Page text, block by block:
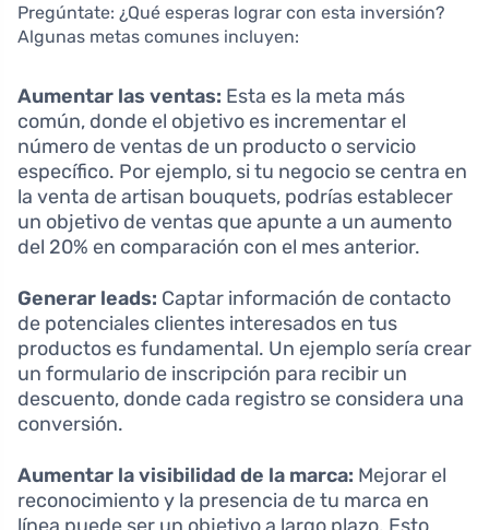
Pregúntate: ¿Qué esperas lograr con esta inversión?
Algunas metas comunes incluyen:
Aumentar las ventas: Esta es la meta más
común, donde el objetivo es incrementar el
número de ventas de un producto o servicio
específico. Por ejemplo, si tu negocio se centra en
la venta de artisan bouquets, podrías establecer
un objetivo de ventas que apunte a un aumento
del 20% en comparación con el mes anterior.
Generar leads: Captar información de contacto
de potenciales clientes interesados en tus
productos es fundamental. Un ejemplo sería crear
un formulario de inscripción para recibir un
descuento, donde cada registro se considera una
conversión.
Aumentar la visibilidad de la marca: Mejorar el
reconocimiento y la presencia de tu marca en